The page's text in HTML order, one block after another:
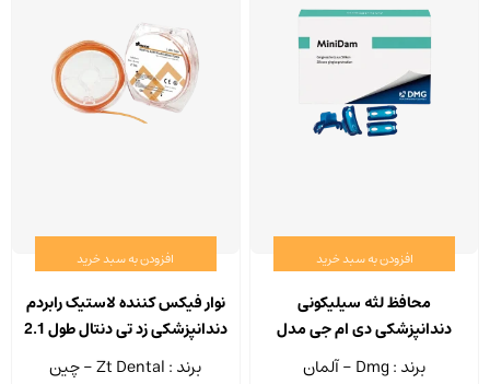
افزودن به سبد خرید
محافظ لثه سیلیکونی
دندانپزشکی دی ام جی مدل
MiniDam بسته 20 عددی
برند : Dmg - آلمان
افزودن به سبد خرید
نوار فیکس کننده لاستیک رابردم
دندانپزشکی زد تی دنتال طول 2.1
متر
برند : Zt Dental - چین